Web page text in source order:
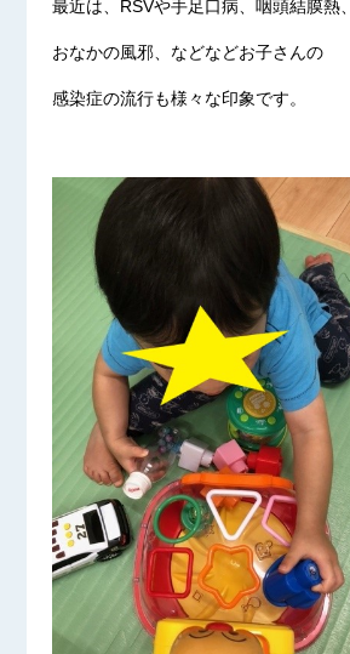
最近は、RSVや手足口病、咽頭結膜熱、
おなかの風邪、などなどお子さんの
感染症の流行も様々な印象です。